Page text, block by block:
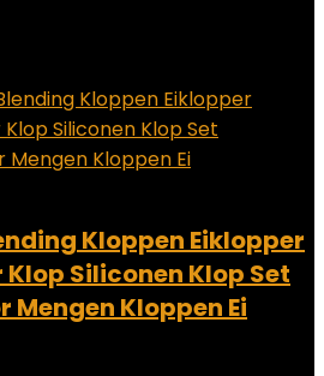
Kloppen Eiklopper
Siliconen Klop Set
Kloppen Ei